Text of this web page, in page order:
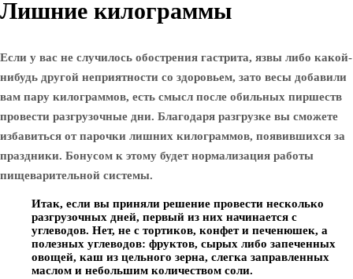
Лишние килограммы
Если у вас не случилось обострения гастрита, язвы либо какой-
нибудь другой неприятности со здоровьем, зато весы добавили
вам пару килограммов, есть смысл после обильных пиршеств
провести разгрузочные дни. Благодаря разгрузке вы сможете
избавиться от парочки лишних килограммов, появившихся за
праздники. Бонусом к этому будет нормализация работы
пищеварительной системы.
Итак, если вы приняли решение провести несколько
разгрузочных дней, первый из них начинается с
углеводов. Нет, не с тортиков, конфет и печенюшек, а
полезных углеводов: фруктов, сырых либо запеченных
овощей, каш из цельного зерна, слегка заправленных
маслом и небольшим количеством соли.